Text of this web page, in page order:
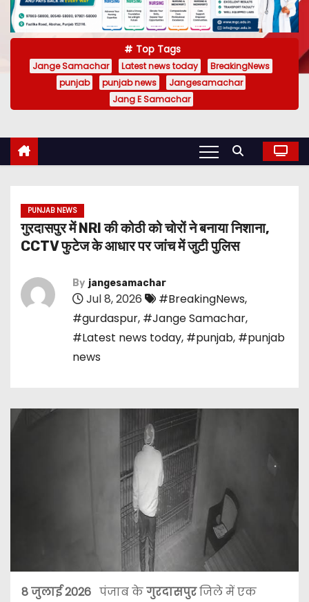
Top Tags
Jange Samachar Latest news today
BreakingNews
punjab
punjab news
Jangesamachar
Jang E Samachar
PUNJAB NEWS
गुरदासपुर में NRI की कोठी को चोरों ने बनाया निशाना,
CCTV फुटेज के आधार पर जांच में जुटी पुलिस
By jangesamachar
Jul 8, 2026 #BreakingNews,
#gurdaspur, #Jange Samachar,
#Latest news today, #punjab, #punjab
news
8 जुलाई 2026 पंजाब केगुरदासपुरजिले में एक